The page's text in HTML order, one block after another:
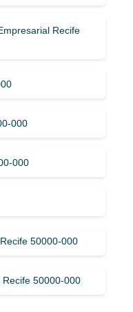
Recife
000
000
50000-000
Recife 50000-000